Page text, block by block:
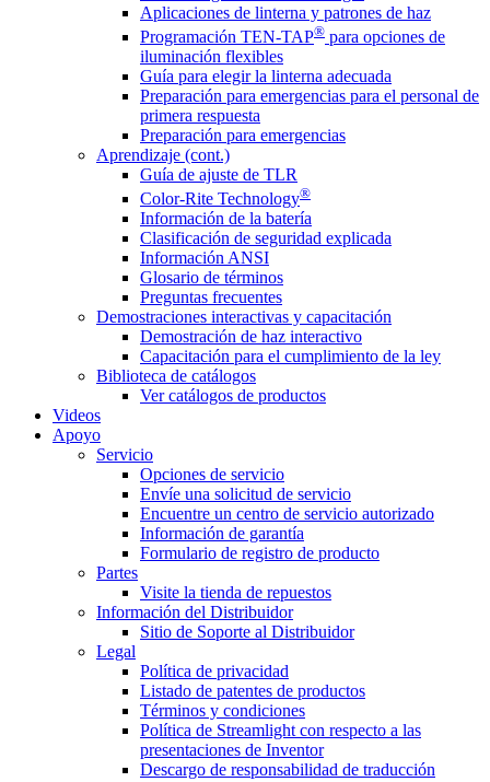
Aplicaciones de linterna y patrones de haz
Programación TEN-TAP® para opciones de
iluminación flexibles
Guía para elegir la linterna adecuada
Preparación para emergencias para el personal de
primera respuesta
Preparación para emergencias
Aprendizaje (cont.)
Guía de ajuste de TLR
Color-Rite Technology®
Información de la batería
Clasificación de seguridad explicada
Información ANSI
Glosario de términos
Preguntas frecuentes
Demostraciones interactivas y capacitación
Demostración de haz interactivo
Capacitación para el cumplimiento de la ley
Biblioteca de catálogos
Ver catálogos de productos
Videos
Apoyo
Servicio
Opciones de servicio
Envíe una solicitud de servicio
Encuentre un centro de servicio autorizado
Información de garantía
Formulario de registro de producto
Partes
Visite la tienda de repuestos
Información del Distribuidor
Sitio de Soporte al Distribuidor
Legal
Política de privacidad
Listado de patentes de productos
Términos y condiciones
Política de Streamlight con respecto a las
presentaciones de Inventor
Descargo de responsabilidad de traducción